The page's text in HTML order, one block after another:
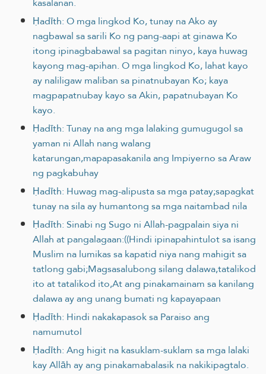
Ḥadīth: O mga lingkod Ko, tunay na Ako ay
nagbawal sa sarili Ko ng pang-aapi at ginawa Ko
itong ipinagbabawal sa pagitan ninyo, kaya huwag
kayong mag-apihan. O mga lingkod Ko, lahat kayo
ay naliligaw maliban sa pinatnubayan Ko; kaya
magpapatnubay kayo sa Akin, papatnubayan Ko
kayo.
Ḥadīth: Tunay na ang mga lalaking gumugugol sa
yaman ni Allah nang walang
katarungan,mapapasakanila ang Impiyerno sa Araw
ng pagkabuhay
Ḥadīth: Huwag mag-alipusta sa mga patay;sapagkat
tunay na sila ay humantong sa mga naitambad nila
Ḥadīth: Sinabi ng Sugo ni Allah-pagpalain siya ni
Allah at pangalagaan:((Hindi ipinapahintulot sa isang
Muslim na lumikas sa kapatid niya nang mahigit sa
tatlong gabi;Magsasalubong silang dalawa,tatalikod
ito at tatalikod ito,At ang pinakamainam sa kanilang
dalawa ay ang unang bumati ng kapayapaan
Ḥadīth: Hindi nakakapasok sa Paraiso ang
namumutol
Ḥadīth: Ang higit na kasuklam-suklam sa mga lalaki
kay Allāh ay ang pinakamabalasik na nakikipagtalo.